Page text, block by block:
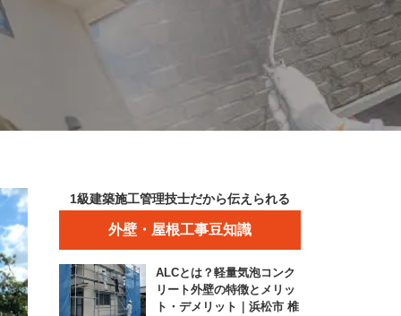
1級建築施工管理技士だから伝えられる
外壁・屋根工事豆知識
ALCとは？軽量気泡コンク
リート外壁の特徴とメリッ
ト・デメリット｜浜松市 椎